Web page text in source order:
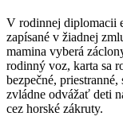
V rodinnej diplomacii
zapísané v žiadnej
mamina vyberá
rodinný voz, karta sa
bezpečné,
zvládne odvážať deti
cez horské zákruty.